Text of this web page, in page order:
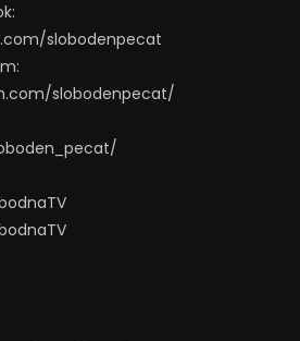
slobodenpecat
slobodenpecat/